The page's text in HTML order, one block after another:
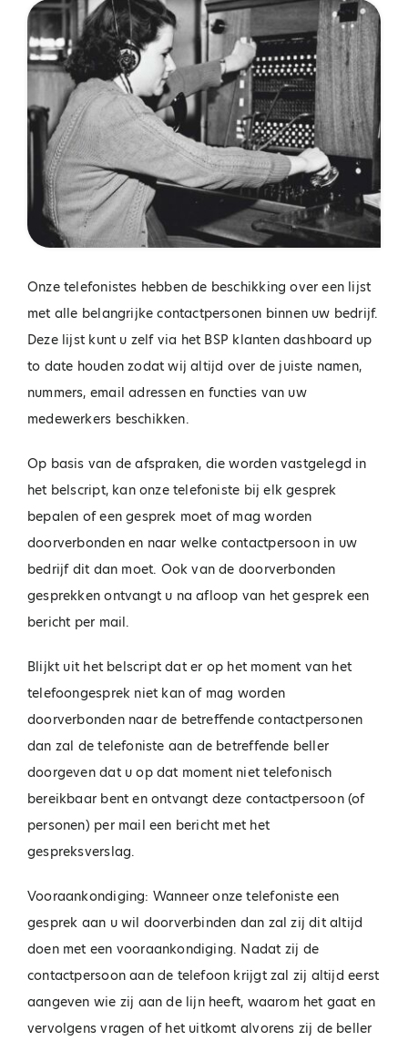
Onze telefonistes hebben de beschikking over een lijst
met alle belangrijke contactpersonen binnen uw bedrijf.
Deze lijst kunt u zelf via het BSP klanten dashboard up
to date houden zodat wij altijd over de juiste namen,
nummers, email adressen en functies van uw
medewerkers beschikken.
Op basis van de afspraken, die worden vastgelegd in
het belscript, kan onze telefoniste bij elk gesprek
bepalen of een gesprek moet of mag worden
doorverbonden en naar welke contactpersoon in uw
bedrijf dit dan moet. Ook van de doorverbonden
gesprekken ontvangt u na afloop van het gesprek een
bericht per mail.
Blijkt uit het belscript dat er op het moment van het
telefoongesprek niet kan of mag worden
doorverbonden naar de betreffende contactpersonen
dan zal de telefoniste aan de betreffende beller
doorgeven dat u op dat moment niet telefonisch
bereikbaar bent en ontvangt deze contactpersoon (of
personen) per mail een bericht met het
gespreksverslag.
Vooraankondiging: Wanneer onze telefoniste een
gesprek aan u wil doorverbinden dan zal zij dit altijd
doen met een vooraankondiging. Nadat zij de
contactpersoon aan de telefoon krijgt zal zij altijd eerst
aangeven wie zij aan de lijn heeft, waarom het gaat en
vervolgens vragen of het uitkomt alvorens zij de beller